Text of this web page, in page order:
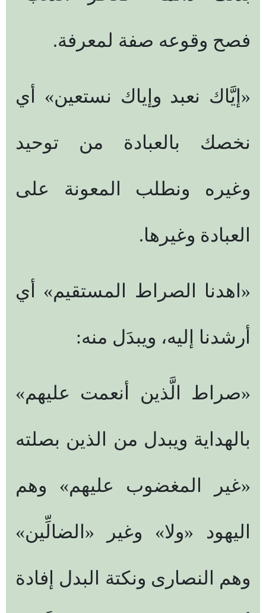
فصح وقوعه صفة لمعرفة.
«إيَّاك نعبد وإياك نستعين» أي
نخصك بالعبادة من توحيد
وغيره ونطلب المعونة على
العبادة وغيرها.
«اهدنا الصراط المستقيم» أي
أرشدنا إليه، ويبدَل منه:
«صراط الَّذين أنعمت عليهم»
بالهداية ويبدل من الذين بصلته
«غير المغضوب عليهم» وهم
اليهود «ولا» وغير «الضالِّين»
وهم النصارى ونكتة البدل إفادة